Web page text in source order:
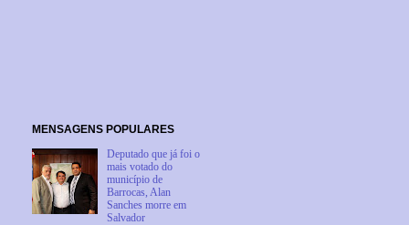
MENSAGENS POPULARES
Deputado que já foi o
mais votado do
município de
Barrocas, Alan
Sanches morre em
Salvador